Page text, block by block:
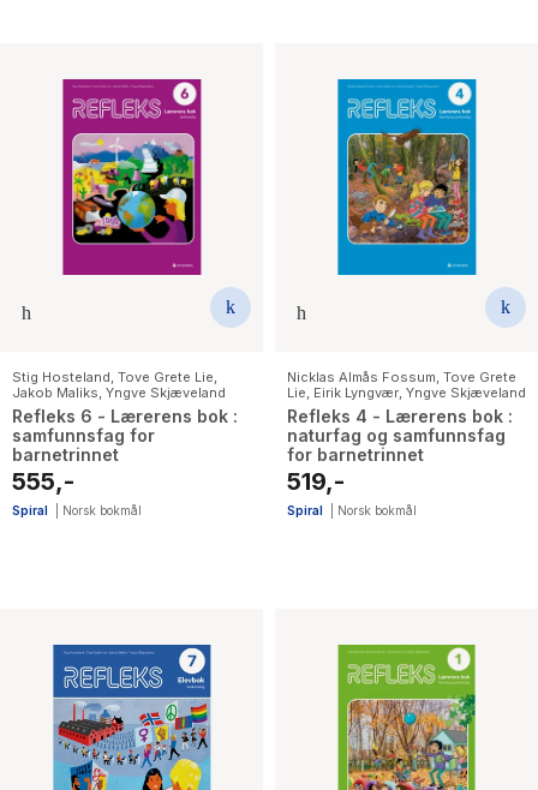
Stig Hosteland, Tove Grete Lie,
Jakob Maliks, Yngve Skjæveland
Refleks 6 - Lærerens bok :
samfunnsfag for
barnetrinnet
555,-
Spiral Norsk bokmål
Nicklas Almås Fossum, Tove Grete
Lie, Eirik Lyngvær, Yngve Skjæveland
Refleks 4 - Lærerens bok :
naturfag og samfunnsfag
for barnetrinnet
519,-
Spiral Norsk bokmål